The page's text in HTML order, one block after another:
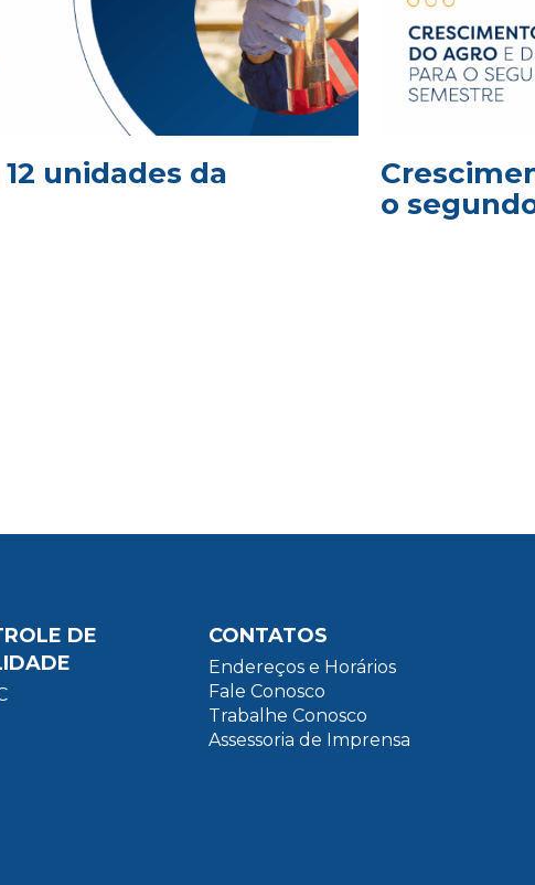
unidades da
o
DE
CONTATOS
Endereços e Horários
Fale Conosco
Trabalhe Conosco
Assessoria de Imprensa